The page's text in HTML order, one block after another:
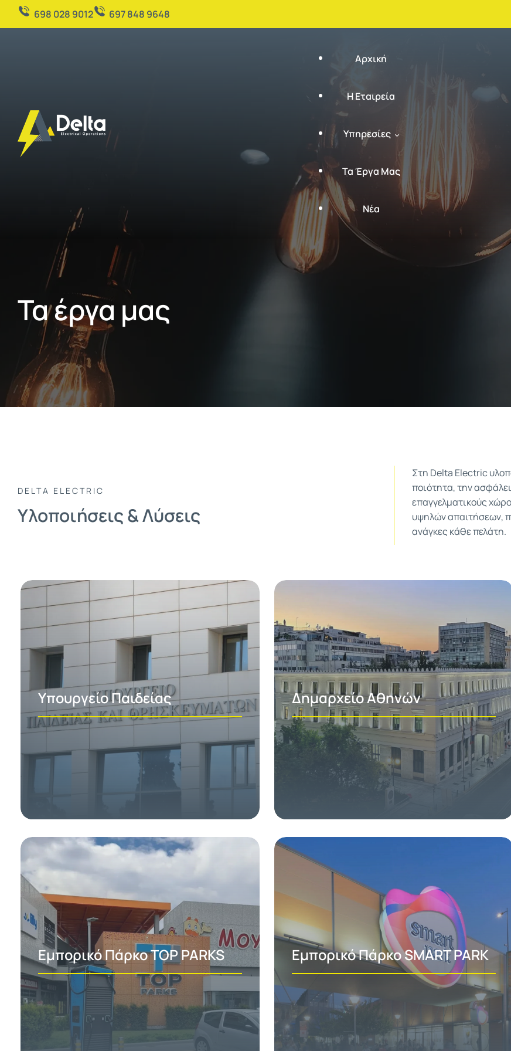
698 028 9012 697 848 9648
Αρχική
Η Εταιρεία
Υπηρεσίες
Εγκατάσταση – Συντήρηση –
Επισκευή Υποσταθμών
Έκδοση Πιστοποιητικού ΥΔΕ
Τα Έργα Μας
Νέα
Τα έργα μας
DELTA ELECTRIC
Υλοποιήσεις & Λύσεις
Στη Delta Electric
ποιότητα, την
επαγγελματικούς
υψηλών απαιτήσεων,
ανάγκες κάθε πελάτη.
Υπουργείο Παιδείας Δημαρχείο Αθηνών
Εμπορικό Πάρκο TOP PARKS Εμπορικό Πάρκο SMART PARK